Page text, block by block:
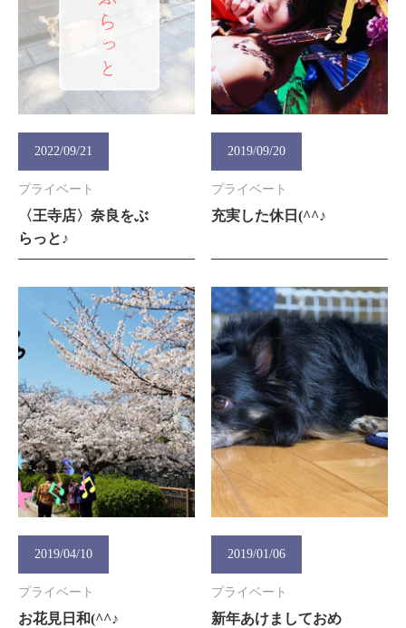
2022/09/21
プライベート
〈王寺店〉奈良をぶ
らっと♪
2019/09/20
プライベート
充実した休日(^^♪
2019/04/10
プライベート
お花見日和(^^♪
2019/01/06
プライベート
新年あけましておめ